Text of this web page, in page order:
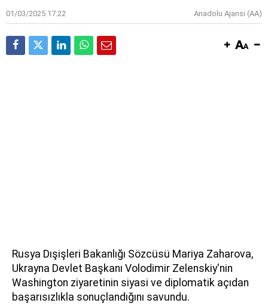
01/03/2025 17:22 Anadolu Ajansı (AA)
Rusya Dışişleri Bakanlığı Sözcüsü Mariya Zaharova,
Ukrayna Devlet Başkanı Volodimir Zelenskiy'nin
Washington ziyaretinin siyasi ve diplomatik açıdan
başarısızlıkla sonuçlandığını savundu.